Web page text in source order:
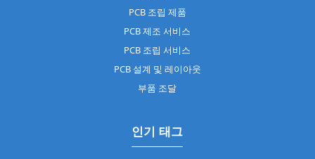
PCB 조립 제품
PCB 제조 서비스
PCB 조립 서비스
PCB 설계 및 레이아웃
부품 조달
인기 태그